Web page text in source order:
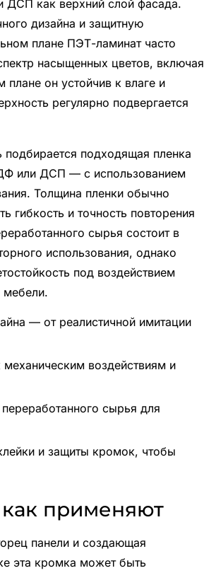
ДСП как верхний слой фасада.
дизайна и защитную
плане ПЭТ-ламинат часто
насыщенных цветов, включая
он устойчив к влаге и
регулярно подвергается
подбирается подходящая пленка
или ДСП — с использованием
Толщина пленки обычно
и точность повторения
сырья состоит в
использования, однако
под воздействием
мебели.
— от реалистичной имитации
воздействиям и
сырья для
и защиты кромок, чтобы
как применяют
панели и создающая
эта кромка может быть